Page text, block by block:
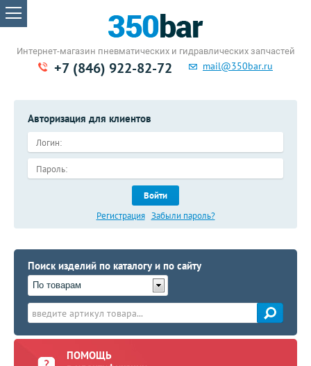
Интернет-магазин пневматическихи гидравлических запчастей
+7 (846) 922-82-72 mail@350bar.ru
Авторизация для клиентов
Войти
Регистрация Забыли пароль?
Поиск изделий по каталогу и по сайту
По товарам
ПОМОЩЬ